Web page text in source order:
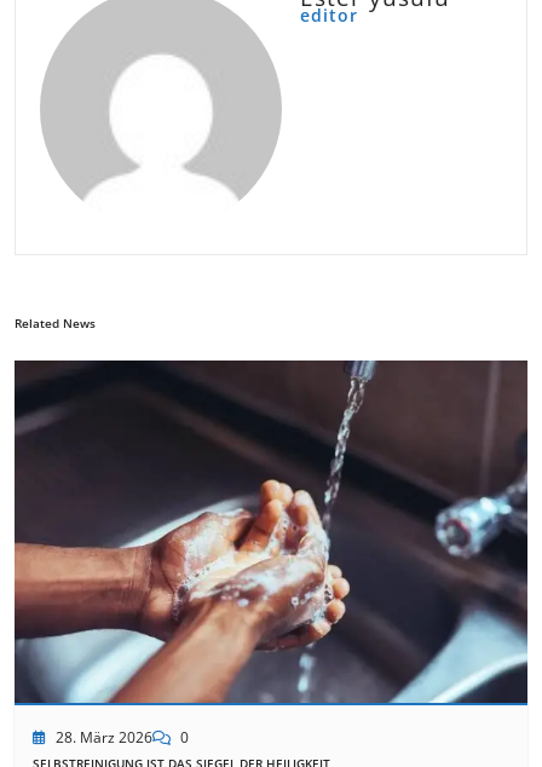
editor
Related News
28. März 2026 0
SELBSTREINIGUNG IST DAS SIEGEL DER HEILIGKEIT